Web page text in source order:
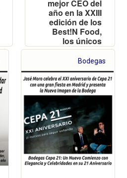
mejor CEO del
año en la XXIII
edición de los
Best!N Food,
los únicos
premios de
marketing
alimentario que
se conceden
en España
Bodegas